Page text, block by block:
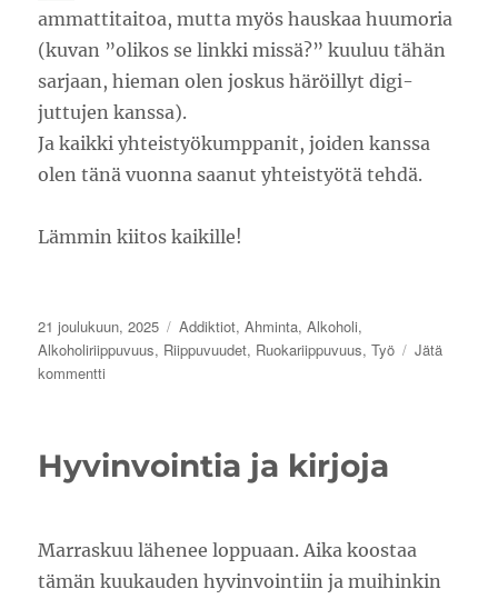
ammattitaitoa, mutta myös hauskaa huumoria
(kuvan ”olikos se linkki missä?” kuuluu tähän
sarjaan, hieman olen joskus häröillyt digi-
juttujen kanssa).
Ja kaikki yhteistyökumppanit, joiden kanssa
olen tänä vuonna saanut yhteistyötä tehdä.
Lämmin kiitos kaikille!
Julkaistu
21 joulukuun, 2025 Kategoriat
Addiktiot,Ahminta,Alkoholi,
Alkoholiriippuvuus, Riippuvuudet, Ruokariippuvuus,Työ
Jätä
kommentti
Hyvinvointia ja kirjoja
Marraskuu lähenee loppuaan. Aika koostaa
tämän kuukauden hyvinvointiin ja muihinkin